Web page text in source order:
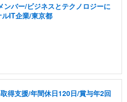
ンバー/ビジネスとテクノロジーに
IT企業/東京都
得支援/年間休日120日/賞与年2回